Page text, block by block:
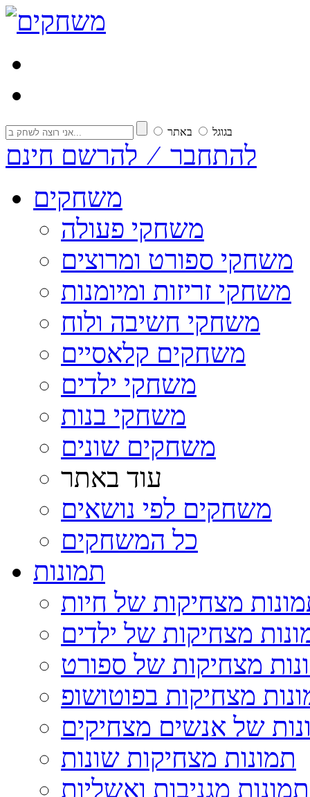
בגוגל באתר
להתחבר ⁄ להרשם חינם
משחקים
משחקי פעולה
משחקי ספורט ומרוצים
משחקי זריזות ומיומנות
משחקי חשיבה ולוח
משחקים קלאסיים
משחקי ילדים
משחקי בנות
משחקים שונים
עוד באתר
משחקים לפי נושאים
כל המשחקים
תמונות
מצחיקות של חיות
מצחיקות של ילדים
מצחיקות של ספורט
מצחיקות בפוטושופ
של אנשים מצחיקים
תמונות מצחיקות שונות
תמונות מגניבות ואשליות